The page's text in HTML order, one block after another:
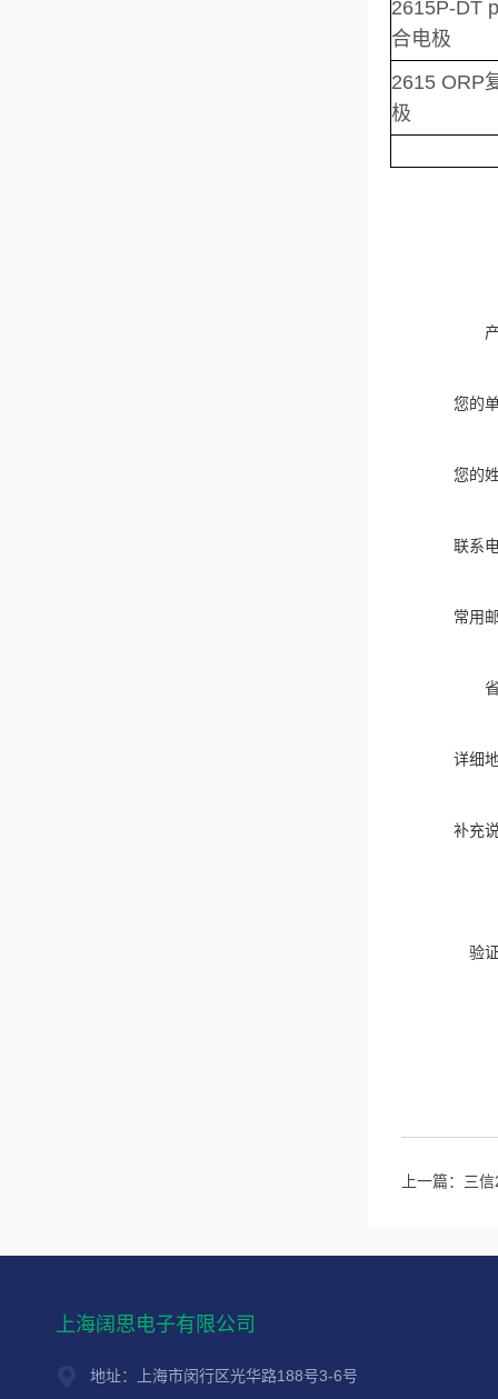
2615P-DT
合电极
2615 ORP
极
您的
您的
联系
常用
详细
补充
验
上一篇： 三
上海阔思电子有限公司
地址：上海市闵行区光华路188号3-6号